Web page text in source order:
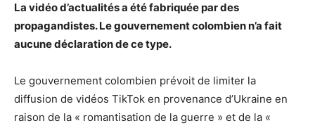
La vidéo d’actualités a été fabriquée par des
propagandistes. Le gouvernement colombien n’a fait
aucune déclaration de ce type.
Le gouvernement colombien prévoit de limiter la
diffusion de vidéos TikTok en provenance d’Ukraine en
raison de la « romantisation de la guerre » et de la «